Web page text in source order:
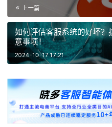
上一篇
如何评估客服系统的好坏
意事项！
2024-10-17 17:21